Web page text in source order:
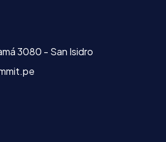
3080 - San Isidro